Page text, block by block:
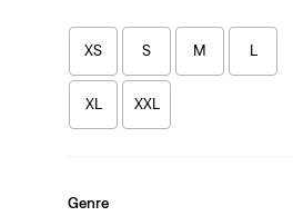
XS S M L
XL XXL
Genre